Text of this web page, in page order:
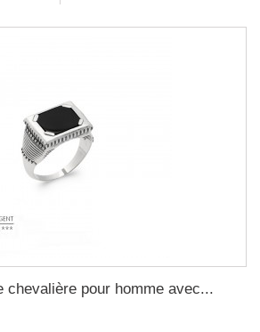
chevalière pour homme avec...